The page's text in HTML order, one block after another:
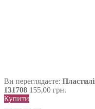
Ви переглядаєте:
131708 155,00 грн.
Купити